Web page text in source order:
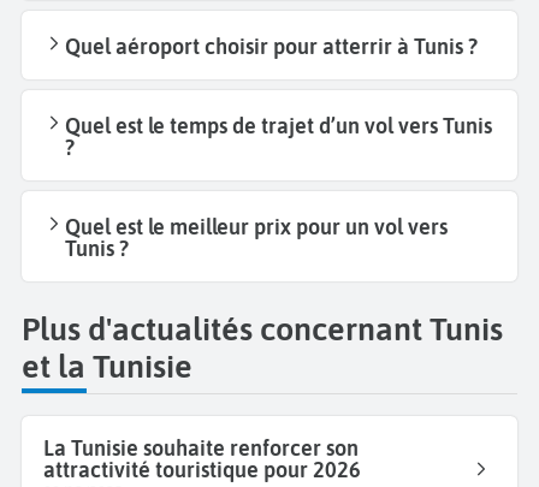
Quel aéroport choisir pour atterrir à Tunis ?
Quel est le temps de trajet d’un vol vers Tunis
?
Quel est le meilleur prix pour un vol vers
Tunis ?
Plus d'actualités concernant Tunis
et la Tunisie
La Tunisie souhaite renforcer son
attractivité touristique pour 2026